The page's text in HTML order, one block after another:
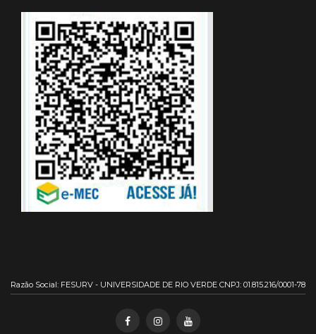
Razão Social: FESURV - UNIVERSIDADE DE RIO VERDE CNPJ: 01.815.216/0001-78